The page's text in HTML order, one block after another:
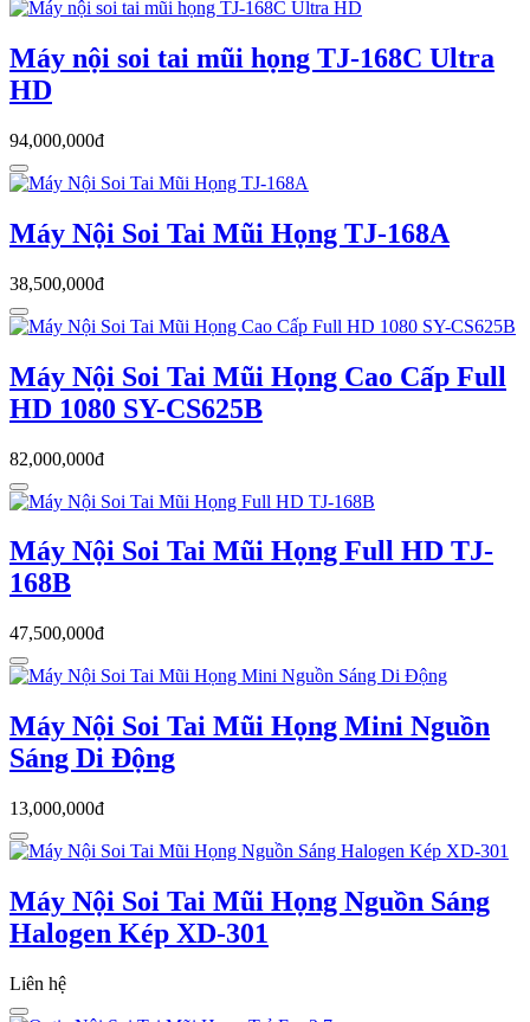
Máy nội soi tai mũi họng TJ-168C Ultra
HD
94,000,000đ
Máy Nội Soi Tai Mũi Họng TJ-168A
38,500,000đ
Máy Nội Soi Tai Mũi Họng Cao Cấp Full
HD 1080 SY-CS625B
82,000,000đ
Máy Nội Soi Tai Mũi Họng Full HD TJ-
168B
47,500,000đ
Máy Nội Soi Tai Mũi Họng Mini Nguồn
Sáng Di Động
13,000,000đ
Máy Nội Soi Tai Mũi Họng Nguồn Sáng
Halogen Kép XD-301
Liên hệ